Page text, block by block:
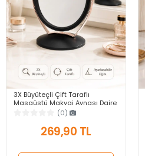
3X Büyüteçli Çift Taraflı
Masaüstü Makyaj Aynası Daire
Siyah Rose Gold Standlı
Dekoratif Yakın Ayna
(0)
269,90 TL